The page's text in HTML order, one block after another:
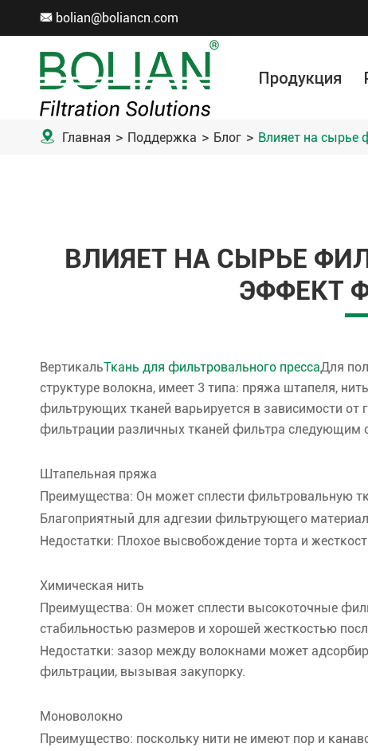
 bolian@boliancn.com
Продукция
 Главная Поддержка Блог Влияет на сырье
ВЛИЯЕТ НА СЫРЬЕ
ЭФФЕКТ
ВертикальТкань для фильтровального прессаДля
структуре волокна, имеет 3 типа: пряжа штапеля,
фильтрующих тканей варьируется в зависимости от
фильтрации различных тканей фильтра следующим
Штапельная пряжа
Преимущества: Он может сплести фильтровальную
Благоприятный для адгезии фильтрующего
Недостатки: Плохое высвобождение торта и
Химическая нить
Преимущества: Он может сплести высокоточные
стабильностью размеров и хорошей жесткостью
Недостатки: зазор между волокнами может
фильтрации, вызывая закупорку.
Моноволокно
Преимущество: поскольку нити не имеют пор и